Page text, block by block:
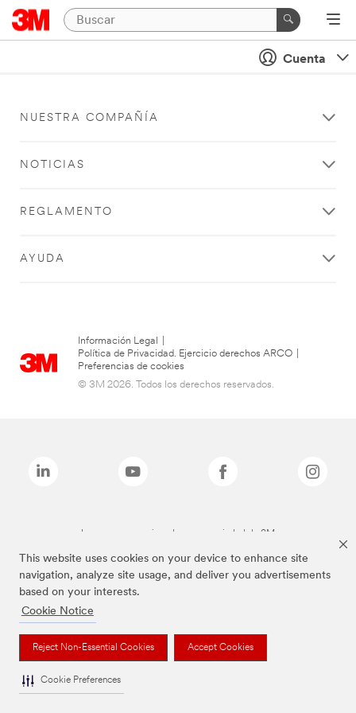
This website uses cookies on your device to enhance site
navigation, analyze site usage, and deliver you advertisements
based on your interests.
Cookie Notice
Reject Non-Essential Cookies Accept Cookies
Cookie Preferences
Cuenta
NUESTRA COMPAÑÍA
NOTICIAS
REGLAMENTO
AYUDA
Información Legal
Política de Privacidad. Ejercicio derechos ARCO
Preferencias de cookies
© 3M 2026. Todos los derechos reservados.
Las marcas mencionadas son propiedad de 3M